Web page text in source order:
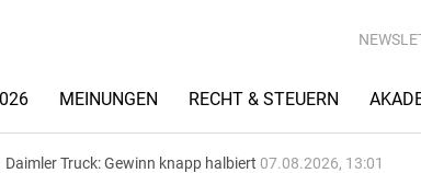
MEINUNGEN RECHT & STEUERN
Daimler Truck: Gewinn knapp halbiert 07.08.2026, 13:01